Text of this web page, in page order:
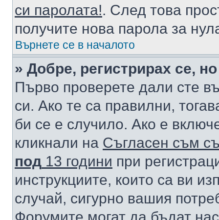
си паролата!. След това
получите нова парола за
Върнете се в началото
» Добре, регистрирах се,
Първо проверете дали сте
си. Ако те са правилни,
би се е случило. Ако е
кликнали на Съгласен съм
под 13 години при
инструкциите, които са ви
случай, сигурно вашия